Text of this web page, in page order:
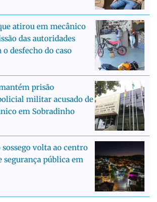
atirou em mecânico
das autoridades
desfecho do caso
prisão
militar acusado de
em Sobradinho
volta ao centro
segurança pública em